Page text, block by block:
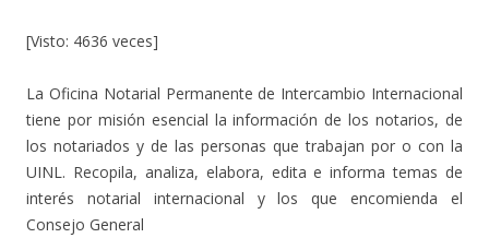
[Visto: 4636 veces]
La Oficina Notarial Permanente de Intercambio Internacional
tiene por misión esencial la información de los notarios, de
los notariados y de las personas que trabajan por o con la
UINL. Recopila, analiza, elabora, edita e informa temas de
interés notarial internacional y los que encomienda el
Consejo General